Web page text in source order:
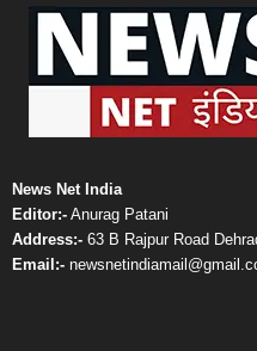
News Net India
Editor:- Anurag Patani
Address:- 63 B Rajpur Road
Email:-